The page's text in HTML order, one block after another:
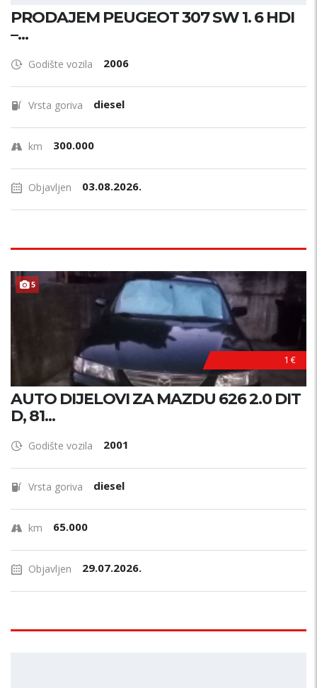
PRODAJEM PEUGEOT 307 SW 1. 6 HDI
–...
Godište vozila 2006
Vrsta goriva diesel
km 300.000
Objavljen 03.08.2026.
5
1 €
AUTO DIJELOVI ZA MAZDU 626 2.0 DIT
D, 81...
Godište vozila 2001
Vrsta goriva diesel
km 65.000
Objavljen 29.07.2026.